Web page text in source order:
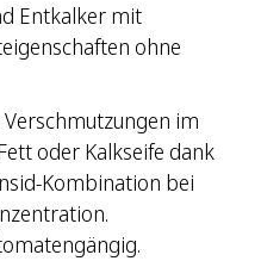
Entkalker mit
ohne
im
oder Kalkseife dank
Kombination bei